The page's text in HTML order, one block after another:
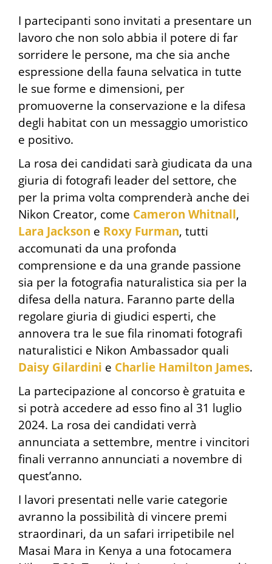
I partecipanti sono invitati a presentare un
lavoro che non solo abbia il potere di far
sorridere le persone, ma che sia anche
espressione della fauna selvatica in tutte
le sue forme e dimensioni, per
promuoverne la conservazione e la difesa
degli habitat con un messaggio umoristico
e positivo.
La rosa dei candidati sarà giudicata da una
giuria di fotografi leader del settore, che
per la prima volta comprenderà anche dei
Nikon Creator, come Cameron Whitnall,
Lara Jackson e Roxy Furman, tutti
accomunati da una profonda
comprensione e da una grande passione
sia per la fotografia naturalistica sia per la
difesa della natura. Faranno parte della
regolare giuria di giudici esperti, che
annovera tra le sue fila rinomati fotografi
naturalistici e Nikon Ambassador quali
Daisy Gilardini e Charlie Hamilton James.
La partecipazione al concorso è gratuita e
si potrà accedere ad esso fino al 31 luglio
2024. La rosa dei candidati verrà
annunciata a settembre, mentre i vincitori
finali verranno annunciati a novembre di
quest’anno.
I lavori presentati nelle varie categorie
avranno la possibilità di vincere premi
straordinari, da un safari irripetibile nel
Masai Mara in Kenya a una fotocamera